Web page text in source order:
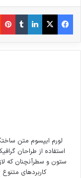
فیس بوک X لینکدین
‫تامبلر
لورم ایپسوم متن
استفاده از طراحان
ستون و سطرآنچنان که
کاربردهای